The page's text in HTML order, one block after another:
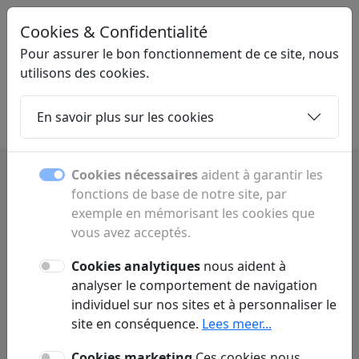
LINKMIJ.NL
Home Sous-pages Articles Contact
Conditions générales
En visitant Linkmij.nl (ci-après dénommé : Nous ou ce site web), vous
acceptez tacitement et sans réserve l'applicabilité de ces conditions
d'utilisation. Linkmij.nl peut modifier ces conditions à tout moment, sans
Cookies & Confidentialité
Pour assurer le bon fonctionnement de ce site, nous
utilisons des cookies.
En savoir plus sur les cookies
Cookies nécessairesaident à garantir les
fonctions de base de notre site, par
exemple en mémorisant les cookies que
vous avez acceptés.
Cookies analytiques nous aident à
analyser le comportement de navigation
individuel sur nos sites et à personnaliser le
site en conséquence. Lees meer...